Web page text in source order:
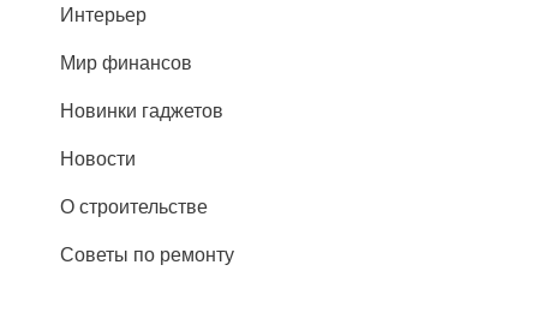
Интерьер
Мир финансов
Новинки гаджетов
Новости
О строительстве
Советы по ремонту